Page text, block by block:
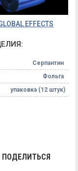
EFFECTS
Серпантин
Фольга
упаковка (12 штук)
ПОДЕЛИТЬСЯ